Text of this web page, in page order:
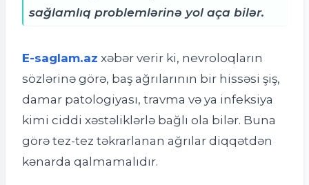
sağlamlıq problemlərinə yol aça bilər.
E-saglam.az xəbər verir ki, nevroloqların
sözlərinə görə, baş ağrılarının bir hissəsi şiş,
damar patologiyası, travma və ya infeksiya
kimi ciddi xəstəliklərlə bağlı ola bilər. Buna
görə tez-tez təkrarlanan ağrılar diqqətdən
kənarda qalmamalıdır.